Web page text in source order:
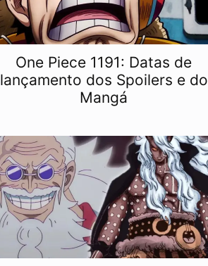
One Piece 1191: Datas de
lançamento dos Spoilers e do
Mangá